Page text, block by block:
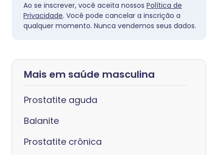
Ao se inscrever, você aceita nossos Política de
Privacidade. Você pode cancelar a inscrição a
qualquer momento. Nunca vendemos seus dados.
Mais em saúde masculina
Prostatite aguda
Balanite
Prostatite crônica